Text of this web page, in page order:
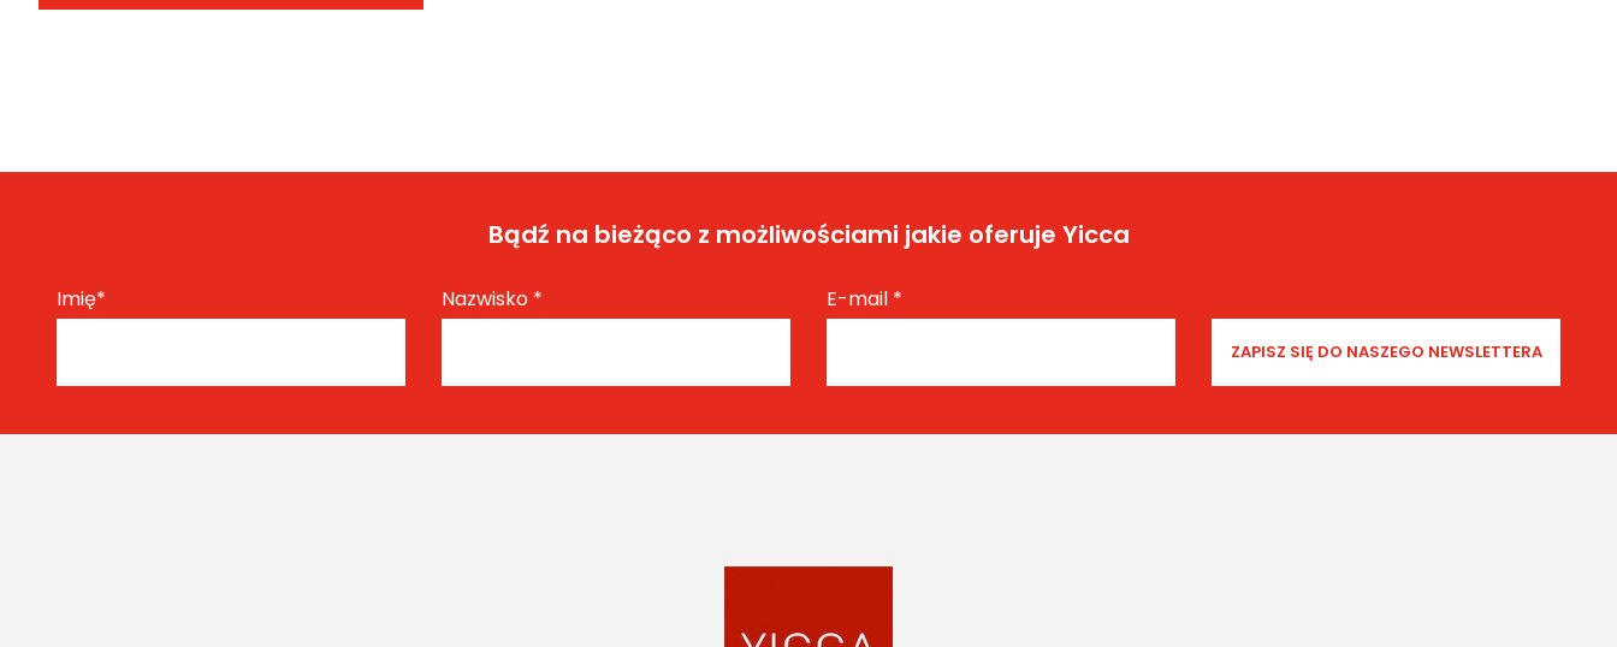
Bądź na bieżąco z możliwościami jakie oferuje Yicca
Imię* Nazwisko * E-mail *